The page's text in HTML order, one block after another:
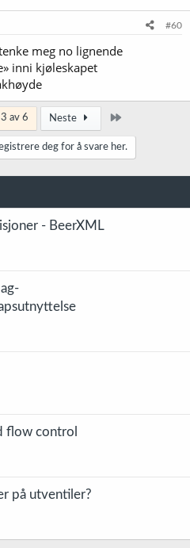
#60
meg no lignende
inni kjøleskapet
3 av 6 Neste
deg for å svare her.
- BeerXML
flow control
på utventiler?